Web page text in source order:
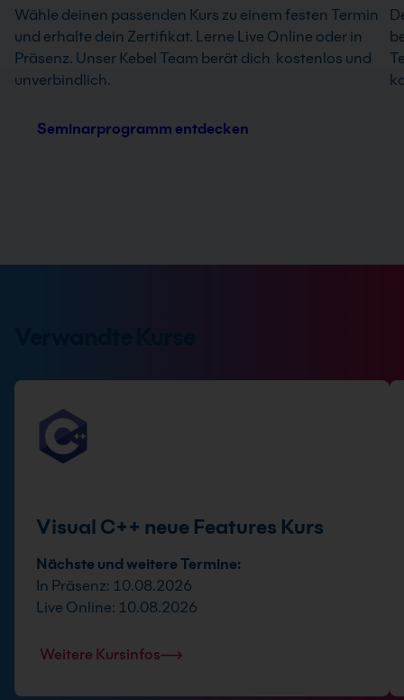
Wähle deinen passenden Kurs zu einem festen Termin
und erhalte dein Zertifikat. Lerne Live Online oder in
Präsenz. Unser Kebel Team berät dich kostenlos und
unverbindlich.
Seminarprogramm entdecken
Visual C++ neue Features Kurs
Nächste und weitere Termine:
In Präsenz: 10.08.2026
Live Online: 10.08.2026
Weitere Kursinfos